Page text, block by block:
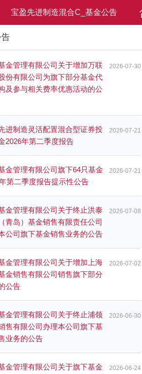
宝盈先进制造混合C_基金公告
金管理有限公司关于增加万联
份有限公司为旗下部分基金代
及参与相关费率优惠活动的公
2026-07-30
进制造灵活配置混合型证券投
2026年第二季度报告
2026-07-21
金管理有限公司旗下64只基金
第二季度报告提示性公告
2026-07-21
金管理有限公司关于终止洪泰
青岛）基金销售有限责任公司
公司旗下基金销售业务的公告
2026-07-08
金管理有限公司关于增加上海
金销售有限公司销售旗下部分
公告
2026-07-02
金管理有限公司关于终止浦领
售有限公司办理本公司旗下基
业务的公告
2026-06-30
金管理有限公司关于旗下基金
2026-06-24